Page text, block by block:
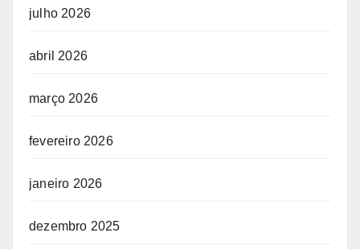
julho 2026
abril 2026
março 2026
fevereiro 2026
janeiro 2026
dezembro 2025